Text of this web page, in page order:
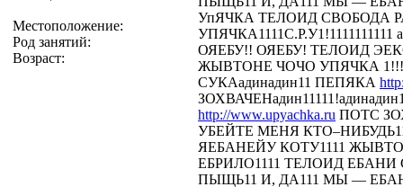
Местоположение:
Род занятий:
Возраст:
УпЯЧКА ТЕЛОИД СВОБОДА
УПЯЧКА1111С.Р.У1!1111111111
ОЯЕБУ!! ОЯЕБУ! ТЕЛОИД
ЖЫВТОНЕ ЧОЧО УПЯЧКА
СУКАадинадин11 ПЕПЯКА
http://www.upyachka.ru ПОТС
УБЕЙТЕ МЕНЯ
ЯЕБАНЕЙУ КОТУ1111
ЕБРИЛО1111 ТЕЛОИД ЕБАНИ
ПЫЩЬ11 И, ДА111 МЫ —